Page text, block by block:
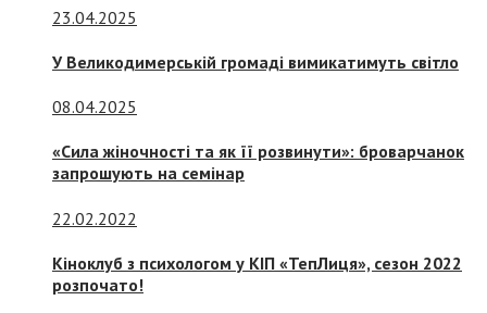
23.04.2025
У Великодимерській громаді вимикатимуть світло
08.04.2025
«Сила жіночності та як її розвинути»: броварчанок
запрошують на семінар
22.02.2022
Кіноклуб з психологом у КІП «ТепЛиця», сезон 2022
розпочато!